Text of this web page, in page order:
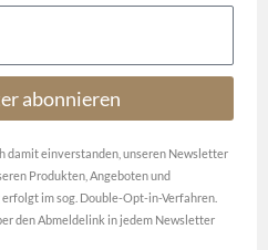
abonnieren
damit einverstanden, unseren Newsletter
Produkten, Angeboten und
im sog. Double-Opt-in-Verfahren.
den Abmeldelink in jedem Newsletter